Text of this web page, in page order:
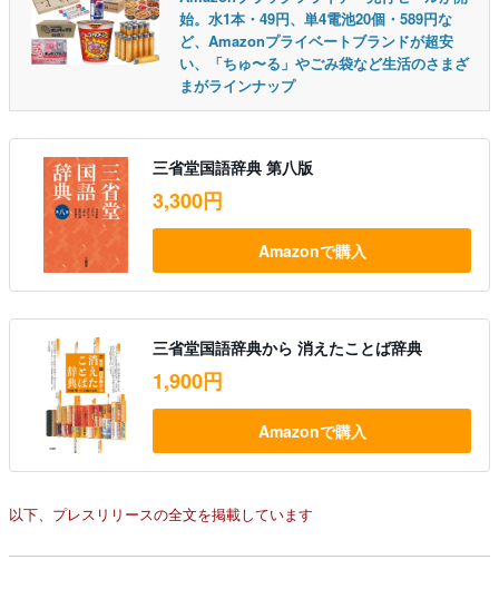
始。水1本・49円、単4電池20個・589円な
ど、Amazonプライベートブランドが超安
い、「ちゅ〜る」やごみ袋など生活のさまざ
まがラインナップ
三省堂国語辞典 第八版
3,300円
Amazonで購入
三省堂国語辞典から 消えたことば辞典
1,900円
Amazonで購入
以下、プレスリリースの全文を掲載しています